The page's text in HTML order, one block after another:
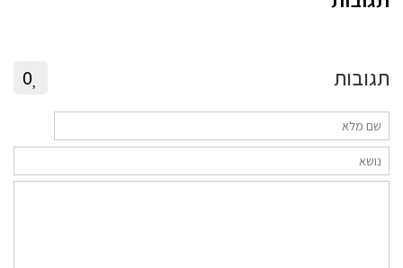
תגובות 0